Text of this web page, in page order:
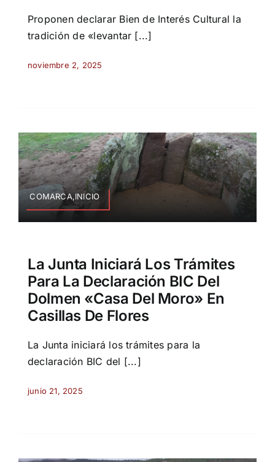
Proponen declarar Bien de Interés Cultural la
tradición de «levantar [...]
noviembre 2, 2025
COMARCA,INICIO
La Junta Iniciará Los Trámites
Para La Declaración BIC Del
Dolmen «Casa Del Moro» En
Casillas De Flores
La Junta iniciará los trámites para la
declaración BIC del [...]
junio 21, 2025